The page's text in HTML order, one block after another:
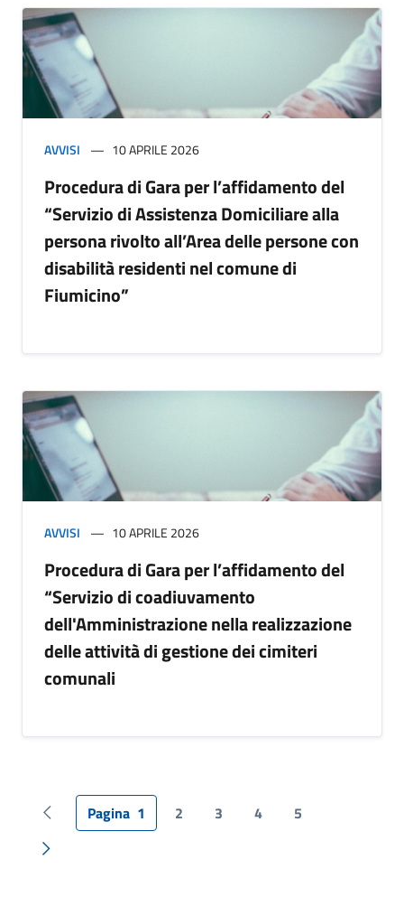
AVVISI 10 APRILE 2026
Procedura di Gara per l’affidamento del
“Servizio di Assistenza Domiciliare alla
persona rivolto all’Area delle persone con
disabilità residenti nel comune di
Fiumicino”
AVVISI 10 APRILE 2026
Procedura di Gara per l’affidamento del
“Servizio di coadiuvamento
dell'Amministrazione nella realizzazione
delle attività di gestione dei cimiteri
comunali
Pagina precedente
Pagina 1 2 3 4 5
Pagina successiva